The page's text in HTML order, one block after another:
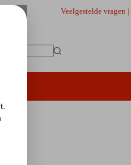
Veelgestelde vragen |